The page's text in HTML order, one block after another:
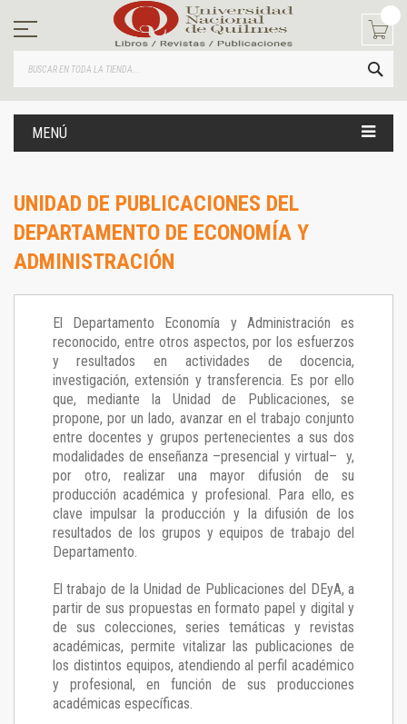
contenido
MENÚ
UNIDAD DE PUBLICACIONES DEL
DEPARTAMENTO DE ECONOMÍA Y
ADMINISTRACIÓN
El Departamento Economía y Administración es
reconocido, entre otros aspectos, por los esfuerzos
y resultados en actividades de docencia,
investigación, extensión y transferencia. Es por ello
que, mediante la Unidad de Publicaciones, se
propone, por un lado, avanzar en el trabajo conjunto
entre docentes y grupos pertenecientes a sus dos
modalidades de enseñanza –presencial y virtual– y,
por otro, realizar una mayor difusión de su
producción académica y profesional. Para ello, es
clave impulsar la producción y la difusión de los
resultados de los grupos y equipos de trabajo del
Departamento.
El trabajo de la Unidad de Publicaciones del DEyA, a
partir de sus propuestas en formato papel y digital y
de sus colecciones, series temáticas y revistas
académicas, permite vitalizar las publicaciones de
los distintos equipos, atendiendo al perfil académico
y profesional, en función de sus producciones
académicas específicas.